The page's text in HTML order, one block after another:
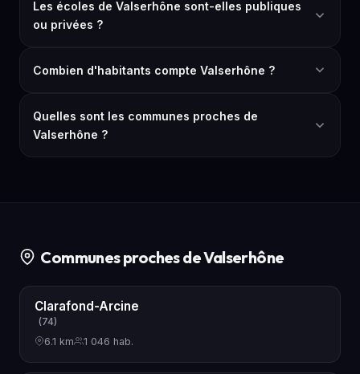
Les écoles de Valserhône sont-elles publiques
ou privées ?
Combien d'habitants compte Valserhône ?
Quelles sont les communes proches de
Valserhône ?
Communes proches de Valserhône
Clarafond-Arcine
(74)
6.1 km
1 046 hab.